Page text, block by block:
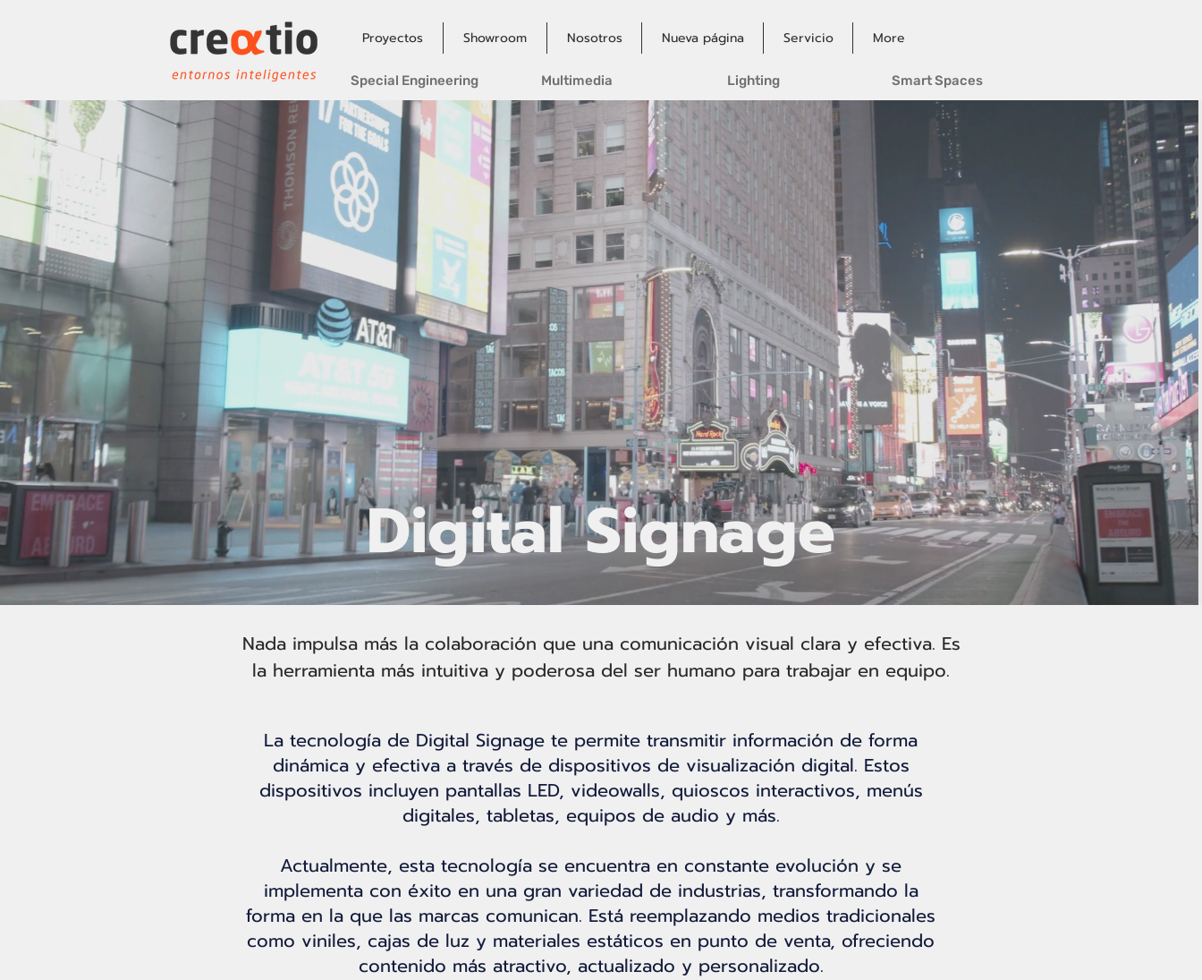
Proyectos Showroom Nosotros Nueva página Servicio More
Special Engineering Multimedia Lighting Smart Spaces
Digital Signage
Nada impulsa más la colaboración que una comunicación visual clara y efectiva. Es
la herramienta más intuitiva y poderosa del ser humano para trabajar en equipo.
La tecnología de Digital Signage te permite transmitir información de forma
dinámica y efectiva a través de dispositivos de visualización digital. Estos
dispositivos incluyen pantallas LED, videowalls, quioscos interactivos, menús
digitales, tabletas, equipos de audio y más.
Actualmente, esta tecnología se encuentra en constante evolución y se
implementa con éxito en una gran variedad de industrias, transformando la
forma en la que las marcas comunican. Está reemplazando medios tradicionales
como viniles, cajas de luz y materiales estáticos en punto de venta, ofreciendo
contenido más atractivo, actualizado y personalizado.